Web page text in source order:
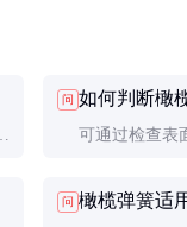
问 如何判断橄
可通过检查表
问 橄榄弹簧适